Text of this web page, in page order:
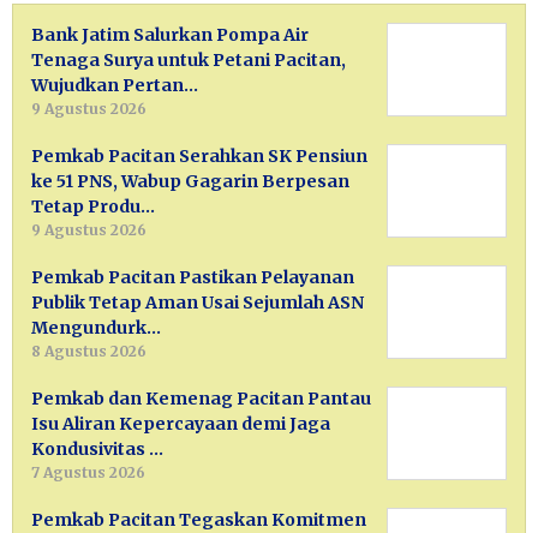
Bank Jatim Salurkan Pompa Air
Tenaga Surya untuk Petani Pacitan,
Wujudkan Pertan…
9 Agustus 2026
Pemkab Pacitan Serahkan SK Pensiun
ke 51 PNS, Wabup Gagarin Berpesan
Tetap Produ…
9 Agustus 2026
Pemkab Pacitan Pastikan Pelayanan
Publik Tetap Aman Usai Sejumlah ASN
Mengundurk…
8 Agustus 2026
Pemkab dan Kemenag Pacitan Pantau
Isu Aliran Kepercayaan demi Jaga
Kondusivitas …
7 Agustus 2026
Pemkab Pacitan Tegaskan Komitmen